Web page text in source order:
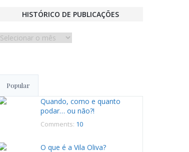
HISTÓRICO DE PUBLICAÇÕES
Histórico
Popular
Quando, como e quanto
podar… ou não?!
Comments: 10
O que é a Vila Oliva?